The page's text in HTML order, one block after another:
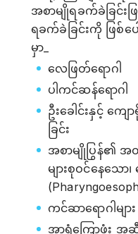
အစာမျိုရခက်ခဲခြင်း
ရခက်ခဲခြင်းကို ဖြစ်ပ
မှာ_
လေဖြတ်ရောဂါ
ပါကင်ဆန်ရောဂါ
ဦးခေါင်းနှင့် ကျ
ခြင်း
အစာမျိုပြွန်၏ အ
များစုဝင်နေသေ
ကင်ဆာရောဂါများ
အာရုံကြောဖုံး အ